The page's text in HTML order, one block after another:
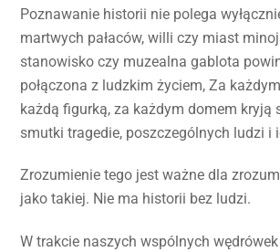
Poznawanie historii nie polega
martwych pałaców, willi czy miast
stanowisko czy muzealna gablota
połączona z ludzkim życiem, Za
każdą figurką, za każdym domem kryją
smutki tragedie, poszczególnych ludzi i
Zrozumienie tego jest ważne dla
jako takiej. Nie ma historii bez ludzi.
W trakcie naszych wspólnych wędrówek